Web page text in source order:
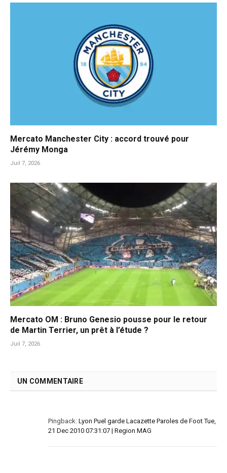
Mercato Manchester City : accord trouvé pour
Jérémy Monga
Juil 7, 2026
Mercato OM : Bruno Genesio pousse pour le retour
de Martin Terrier, un prêt à l’étude ?
Juil 7, 2026
UN COMMENTAIRE
Pingback: Lyon Puel garde Lacazette Paroles de Foot Tue,
21 Dec 2010 07:31:07 | Region MAG